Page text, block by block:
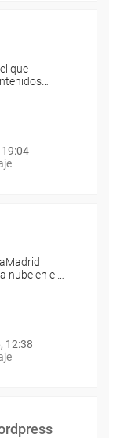
que
nube en el…
12:38